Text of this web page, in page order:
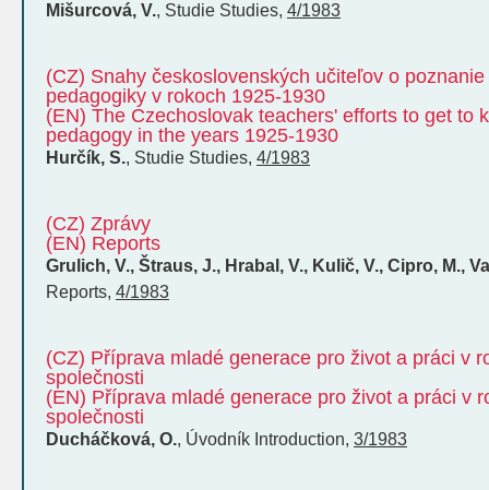
Mišurcová, V., Studie Studies, 4/1983
(CZ) Snahy československých učiteľov o
pedagogiky v rokoch 1925-1930
(EN) The Czechoslovak teachers' efforts to get to
pedagogy in the years 1925-1930
Hurčík, S., Studie Studies, 4/1983
(CZ) Zprávy
(EN) Reports
Grulich, V., Štraus, J., Hrabal, V., Kulič, V., Cipro, M.,
Reports, 4/1983
(CZ) Příprava mladé generace pro život a práci v
společnosti
(EN) Příprava mladé generace pro život a práci v
společnosti
Ducháčková, O., Úvodník Introduction, 3/1983